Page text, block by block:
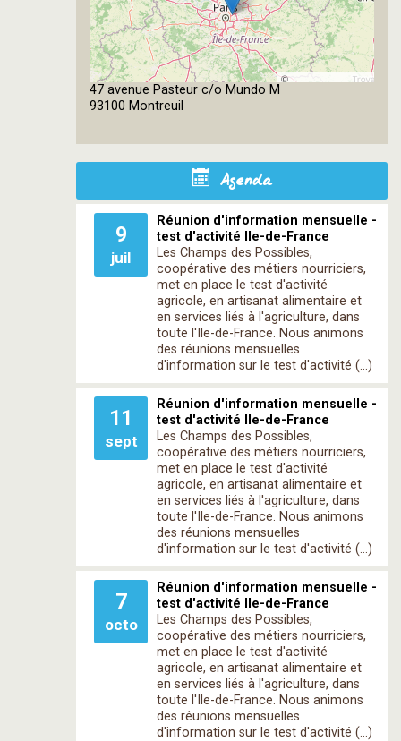
©
47 avenue Pasteur c/o Mundo M
93100 Montreuil
Agenda
9
juil
Réunion d'information mensuelle -
test d'activité Ile-de-France
Les Champs des Possibles,
coopérative des métiers nourriciers,
met en place le test d'activité
agricole, en artisanat alimentaire et
en services liés à l'agriculture, dans
toute l'Ile-de-France. Nous animons
des réunions mensuelles
d'information sur le test d'activité (…)
11
sept
Réunion d'information mensuelle -
test d'activité Ile-de-France
Les Champs des Possibles,
coopérative des métiers nourriciers,
met en place le test d'activité
agricole, en artisanat alimentaire et
en services liés à l'agriculture, dans
toute l'Ile-de-France. Nous animons
des réunions mensuelles
d'information sur le test d'activité (…)
7
octo
Réunion d'information mensuelle -
test d'activité Ile-de-France
Les Champs des Possibles,
coopérative des métiers nourriciers,
met en place le test d'activité
agricole, en artisanat alimentaire et
en services liés à l'agriculture, dans
toute l'Ile-de-France. Nous animons
des réunions mensuelles
d'information sur le test d'activité (…)